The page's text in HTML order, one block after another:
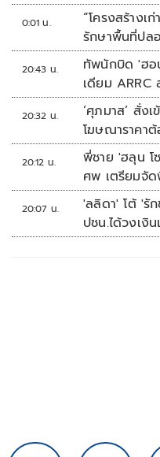
0:01 น.
“โครงสร้างเก่า-ค
รักษาพื้นที่ปล
20:43 น.
ทัพนักบิด 'ฮอ
เดียม ARRC
20:32 น.
‘ศุภมาส’ สั่ง
โฆษณาราคา
20:12 น.
พี่ชาย 'ฮลุน โ
ศพ เตรียมจั
20:07 น.
'ลลิดา' โต้ 'รั
ปชน.ได้วงเงิ